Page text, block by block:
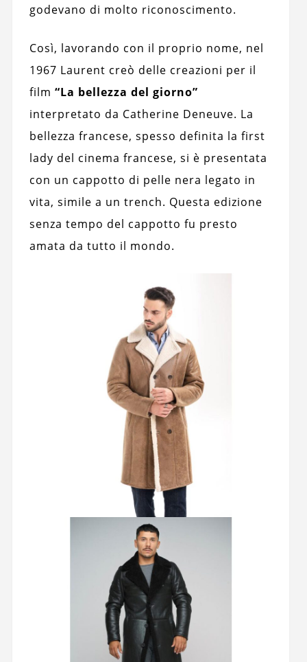
godevano di molto riconoscimento.
Così, lavorando con il proprio nome, nel
1967 Laurent creò delle creazioni per il
film “La bellezza del giorno”
interpretato da Catherine Deneuve. La
bellezza francese, spesso definita la first
lady del cinema francese, si è presentata
con un cappotto di pelle nera legato in
vita, simile a un trench. Questa edizione
senza tempo del cappotto fu presto
amata da tutto il mondo.